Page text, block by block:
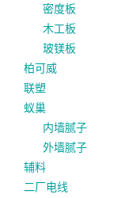
密度板
木工板
玻镁板
柏可威
联塑
蚁巢
内墙腻子
外墙腻子
辅料
二厂电线